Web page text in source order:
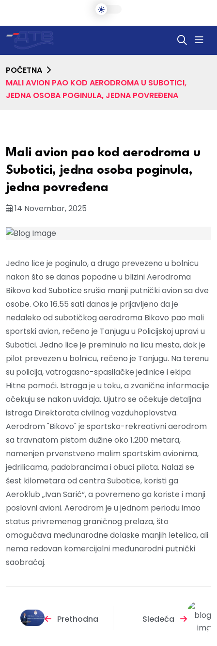
POČETNA
MALI AVION PAO KOD AERODROMA U SUBOTICI,
JEDNA OSOBA POGINULA, JEDNA POVREĐENA
Mali avion pao kod aerodroma u
Subotici, jedna osoba poginula,
jedna povređena
14 Novembar, 2025
Jedno lice je poginulo, a drugo prevezeno u bolnicu
nakon što se danas popodne u blizini Aerodroma
Bikovo kod Subotice srušio manji putnički avion sa dve
osobe. Oko 16.55 sati danas je prijavljeno da je
nedaleko od subotičkog aerodroma Bikovo pao mali
sportski avion, rečeno je Tanjugu u Policijskoj upravi u
Subotici. Jedno lice je preminulo na licu mesta, dok je
pilot prevezen u bolnicu, rečeno je Tanjugu. Na terenu
su policija, vatrogasno-spasilačke jedinice i ekipa
Hitne pomoći. Istraga je u toku, a zvanične informacije
očekuju se nakon uviđaja. Ujutro se očekuje detaljna
istraga Direktorata civilnog vazduhoplovstva.
Aerodrom "Bikovo" je sportsko-rekreativni aerodrom
sa travnatom pistom dužine oko 1.200 metara,
namenjen prvenstveno malim sportskim avionima,
jedrilicama, padobrancima i obuci pilota. Nalazi se
šest kilometara od centra Subotice, koristi ga
Aeroklub „Ivan Sarić“, a povremeno ga koriste i manji
poslovni avioni. Aerodrom je u jednom periodu imao
status privremenog graničnog prelaza, što
omogućava međunarodne dolaske manjih letelica, ali
nema redovan komercijalni međunarodni putnički
saobraćaj.
Prethodna Sledeća